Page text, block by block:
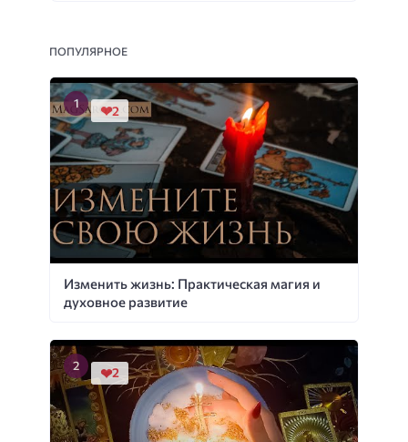
ПОПУЛЯРНОЕ
Изменить жизнь: Практическая магия и
духовное развитие
2
2